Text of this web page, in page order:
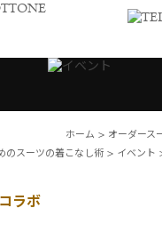
ホーム > オーダース
のスーツの着こなし術 > イベント
ラボ